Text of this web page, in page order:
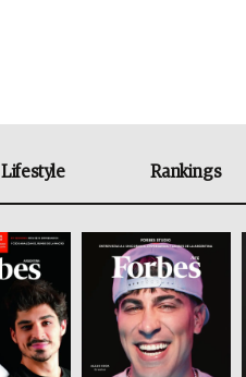
Lifestyle Rankings